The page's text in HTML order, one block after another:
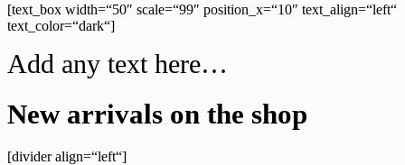
[text_box width=“50″ scale=“99″ position_x=“10″ text_align=“left“
text_color=“dark“]
Add any text here…
New arrivals on the shop
[divider align=“left“]